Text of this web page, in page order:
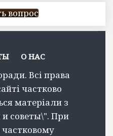
вопрос
О НАС
Всі права
частково
матеріали з
и советы\". При